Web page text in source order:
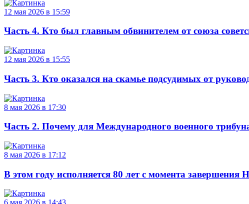
12 мая 2026 в 15:59
Часть 4. Кто был главным обвинителем от союза
12 мая 2026 в 15:55
Часть 3. Кто оказался на скамье подсудимых от
8 мая 2026 в 17:30
Часть 2. Почему для Международного военного
8 мая 2026 в 17:12
В этом году исполняется 80 лет с момента завершения